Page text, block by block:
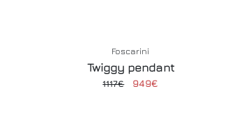
Foscarini
Twiggy pendant
1117€ 949€